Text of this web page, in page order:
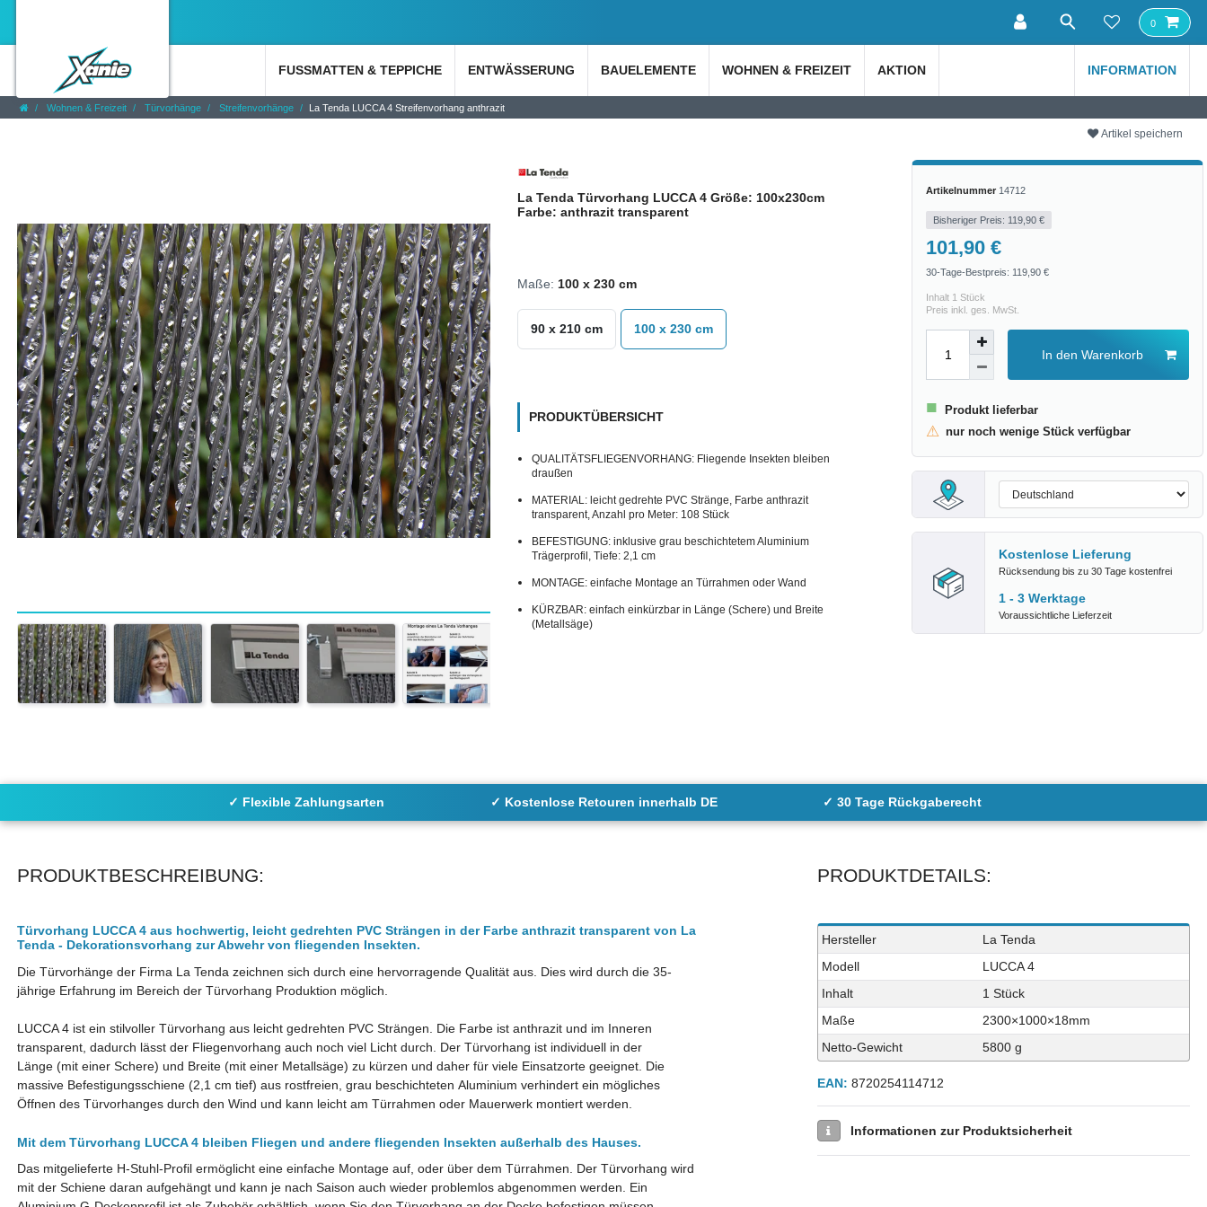
0
FUSSMATTEN & TEPPICHE ENTWÄSSERUNG BAUELEMENTE WOHNEN & FREIZEIT AKTION INFORMATION
Wohnen & Freizeit Türvorhänge Streifenvorhänge La Tenda LUCCA 4 Streifenvorhang anthrazit
La Tenda Türvorhang LUCCA 4 Größe: 100x230cm
Farbe: anthrazit transparent
Artikel speichern
Maße: 100 x 230 cm
90 x 210 cm 100 x 230 cm
PRODUKTÜBERSICHT
QUALITÄTSFLIEGENVORHANG: Fliegende Insekten bleiben
draußen
MATERIAL: leicht gedrehte PVC Stränge, Farbe anthrazit
transparent, Anzahl pro Meter: 108 Stück
BEFESTIGUNG: inklusive grau beschichtetem Aluminium
Trägerprofil, Tiefe: 2,1 cm
MONTAGE: einfache Montage an Türrahmen oder Wand
KÜRZBAR: einfach einkürzbar in Länge (Schere) und Breite
(Metallsäge)
Artikelnummer 14712
Bisheriger Preis: 119,90 €
101,90 €
30-Tage-Bestpreis: 119,90 €
Inhalt 1Stück
Preis inkl. ges. MwSt.
In den Warenkorb
■ Produkt lieferbar
⚠ nur noch wenige Stück verfügbar
Kostenlose Lieferung
Rücksendung bis zu 30 Tage kostenfrei
1 - 3 Werktage
Voraussichtliche Lieferzeit
✓ Flexible Zahlungsarten ✓ Kostenlose Retouren innerhalb DE ✓ 30 Tage Rückgaberecht
PRODUKTBESCHREIBUNG:
Türvorhang LUCCA 4 aus hochwertig, leicht gedrehten PVC Strängen in der Farbe anthrazit transparent von La
Tenda - Dekorationsvorhang zur Abwehr von fliegenden Insekten.
Die Türvorhänge der Firma La Tenda zeichnen sich durch eine hervorragende Qualität aus. Dies wird durch die 35-
jährige Erfahrung im Bereich der Türvorhang Produktion möglich.
LUCCA 4 ist ein stilvoller Türvorhang aus leicht gedrehten PVC Strängen. Die Farbe ist anthrazit und im Inneren
transparent, dadurch lässt der Fliegenvorhang auch noch viel Licht durch. Der Türvorhang ist individuell in der
Länge (mit einer Schere) und Breite (mit einer Metallsäge) zu kürzen und daher für viele Einsatzorte geeignet. Die
massive Befestigungsschiene (2,1 cm tief) aus rostfreien, grau beschichteten Aluminium verhindert ein mögliches
Öffnen des Türvorhanges durch den Wind und kann leicht am Türrahmen oder Mauerwerk montiert werden.
Mit dem Türvorhang LUCCA 4 bleiben Fliegen und andere fliegenden Insekten außerhalb des Hauses.
Das mitgelieferte H-Stuhl-Profil ermöglicht eine einfache Montage auf, oder über dem Türrahmen. Der Türvorhang wird
mit der Schiene daran aufgehängt und kann je nach Saison auch wieder problemlos abgenommen werden. Ein
PRODUKTDETAILS:
Technisches
Merkmal
Wert
Hersteller
La Tenda
Modell
LUCCA 4
Inhalt
1 Stück
Maße
2300×1000×18mm
Netto-Gewicht
5800 g
EAN: 8720254114712
Informationen zur Produktsicherheit